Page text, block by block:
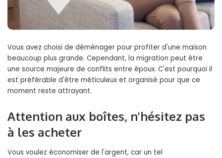
Vous avez choisi de déménager pour profiter d'une maison
beaucoup plus grande. Cependant, la migration peut être
une source majeure de conflits entre époux. C'est pourquoi il
est préférable d'être méticuleux et organisé pour que ce
moment reste attrayant.
Attention aux boîtes, n'hésitez pas
à les acheter
Vous voulez économiser de l'argent, car un tel